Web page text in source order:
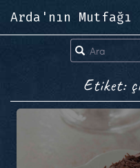
Arda'nın Mutfağı
Etiket: